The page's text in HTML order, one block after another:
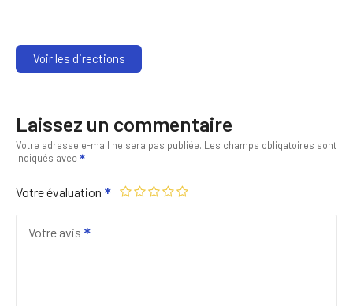
Voir les directions
Laissez un commentaire
Votre adresse e-mail ne sera pas publiée. Les champs obligatoires sont
indiqués avec
Votre évaluation
Votre avis